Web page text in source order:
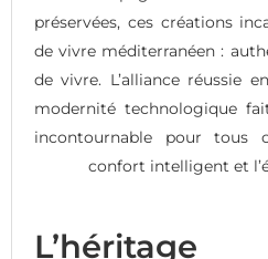
préservées, ces créations
de vivre méditerranéen :
de vivre. L’alliance réussie
modernité technologique
incontournable pour tous
confort intelligent et